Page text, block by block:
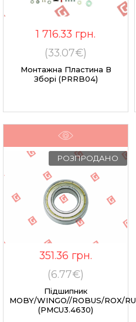
1 716.33 грн.
(33.07€)
Монтажна Пластина В
Зборі (PRRB04)
РОЗПРОДАНО
351.36 грн.
(6.77€)
Підшипник
MOBY/WINGO//ROBUS/ROX/
(PMCU3.4630)